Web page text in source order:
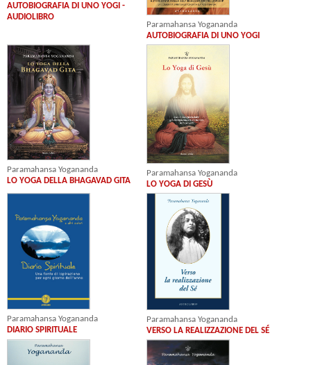
AUTOBIOGRAFIA DI UNO YOGI -
AUDIOLIBRO
Paramahansa Yogananda
AUTOBIOGRAFIA DI UNO YOGI
Paramahansa Yogananda
LO YOGA DELLA BHAGAVAD GITA
Paramahansa Yogananda
LO YOGA DI GESÙ
Paramahansa Yogananda
DIARIO SPIRITUALE
Paramahansa Yogananda
VERSO LA REALIZZAZIONE DEL SÉ